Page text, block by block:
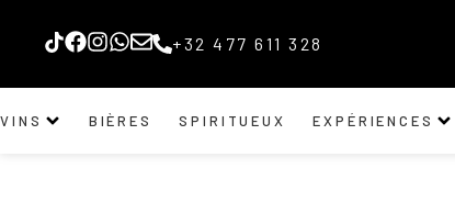
+32 477 611 328
VINS BIÈRES SPIRITUEUX EXPÉRIENCES